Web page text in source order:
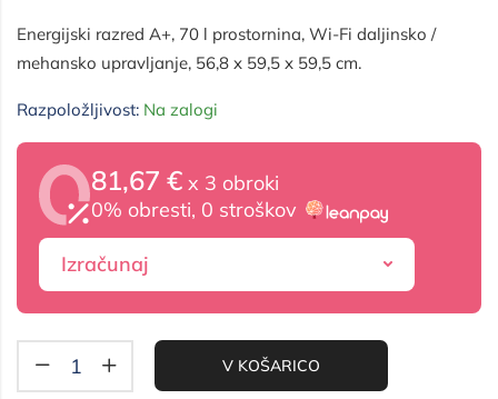
Energijski razred A+, 70 l prostornina, Wi-Fi daljinsko /
mehansko upravljanje, 56,8 x 59,5 x 59,5 cm.
Razpoložljivost: Na zalogi
81,67 € x 3 obroki
0% obresti, 0 stroškov
Izračunaj
V KOŠARICO